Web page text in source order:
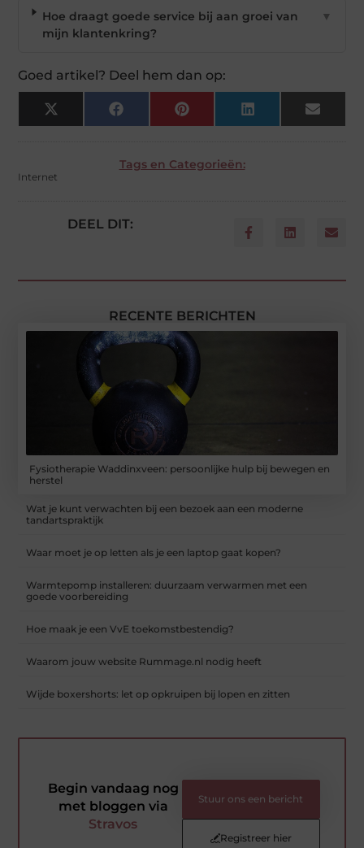
Hoe draagt goede service bij aan groei van
mijn klantenkring?
▼
Goed artikel? Deel hem dan op:
X
(Twitter)
Facebook Pinterest LinkedIn Email
Tags en Categorieën:
Internet
DEEL DIT:
RECENTE BERICHTEN
Fysiotherapie Waddinxveen: persoonlijke hulp bij bewegen en
herstel
Wat je kunt verwachten bij een bezoek aan een moderne
tandartspraktijk
Waar moet je op letten als je een laptop gaat kopen?
Warmtepomp installeren: duurzaam verwarmen met een
goede voorbereiding
Hoe maak je een VvE toekomstbestendig?
Waarom jouw website Rummage.nl nodig heeft
Wijde boxershorts: let op opkruipen bij lopen en zitten
Begin vandaag nog
met bloggen via
Stravos
Stuur ons een bericht
Registreer hier